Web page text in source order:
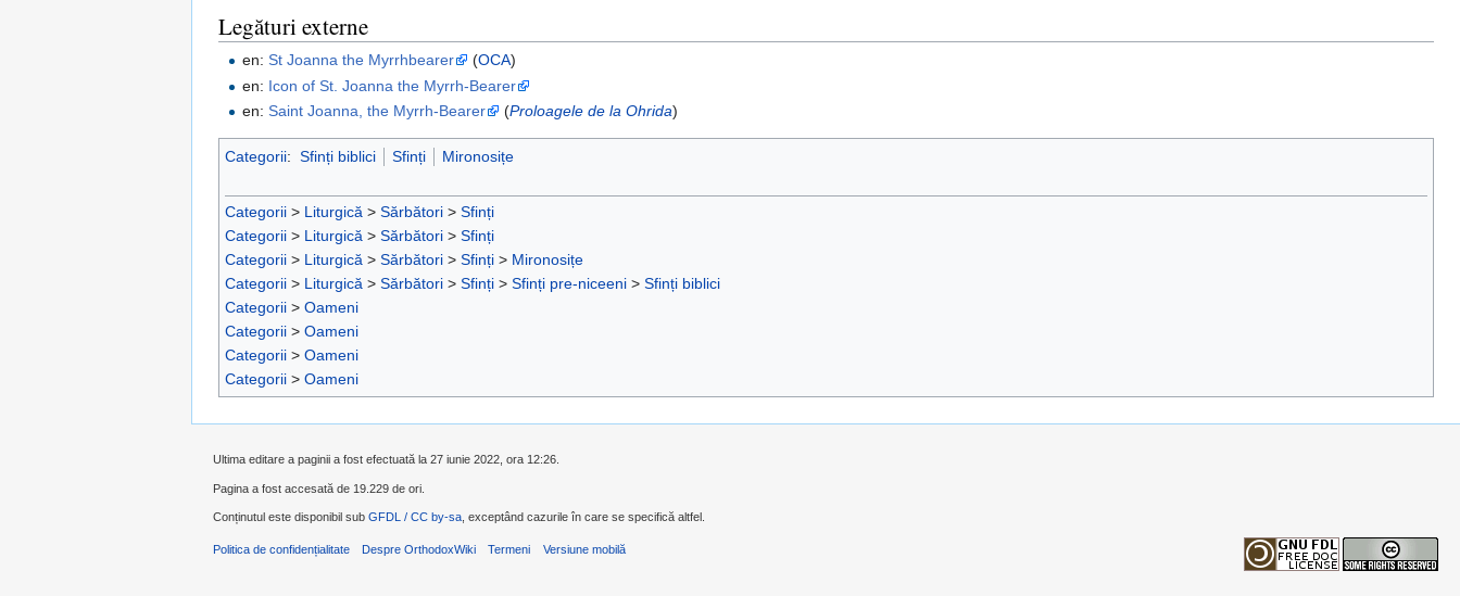
Legături externe
en:St Joanna the Myrrhbearer (OCA)
en: Icon of St. Joanna the Myrrh-Bearer
en:Saint Joanna, the Myrrh-Bearer (Proloagele de la Ohrida)
Categorii: Sfinți biblici Sfinți Mironosițe
Categorii > Liturgică > Sărbători > Sfinți
Categorii > Liturgică > Sărbători > Sfinți
Categorii > Liturgică > Sărbători > Sfinți > Mironosițe
Categorii > Liturgică > Sărbători > Sfinți > Sfinți pre-niceeni > Sfinți biblici
Categorii > Oameni
Categorii > Oameni
Categorii > Oameni
Categorii > Oameni
Ultima editare a paginii a fost efectuată la 27 iunie 2022, ora 12:26.
Pagina a fost accesată de 19.229 de ori.
Conținutul este disponibil sub GFDL / CC by-sa , exceptând cazurile în care se specifică altfel.
Politica de confidențialitate Despre OrthodoxWiki Termeni Versiune mobilă